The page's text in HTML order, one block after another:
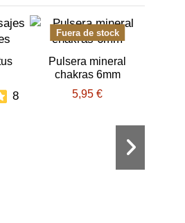
8
Fuera de stock
Pulsera mineral
chakras 6mm
5,95 €